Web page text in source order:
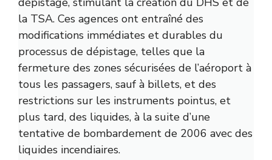
la TSA. Ces agences ont entraîné des
modifications immédiates et durables du
processus de dépistage, telles que la
fermeture des zones sécurisées de l’aéroport à
tous les passagers, sauf à billets, et des
restrictions sur les instruments pointus, et
plus tard, des liquides, à la suite d’une
tentative de bombardement de 2006 avec des
liquides incendiaires.